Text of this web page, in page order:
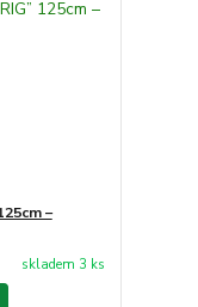
–
skladem 3 ks